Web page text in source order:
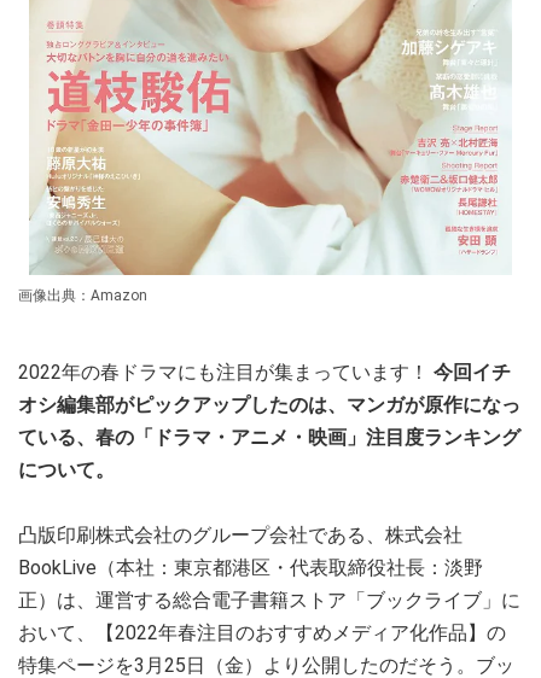
画像出典：Amazon
2022年の春ドラマにも注目が集まっています！ 今回イチ
オシ編集部がピックアップしたのは、マンガが原作になっ
ている、春の「ドラマ・アニメ・映画」注目度ランキング
について。
凸版印刷株式会社のグループ会社である、株式会社
BookLive（本社：東京都港区・代表取締役社長：淡野
正）は、運営する総合電子書籍ストア「ブックライブ」に
おいて、【2022年春注目のおすすめメディア化作品】の
特集ページを3月25日（金）より公開したのだそう。ブッ